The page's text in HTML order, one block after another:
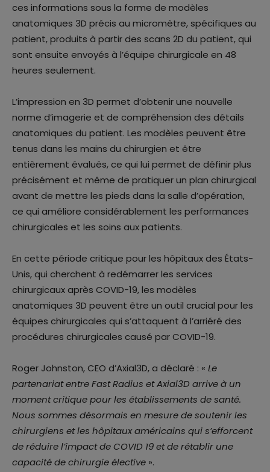
ces informations sous la forme de modèles
anatomiques 3D précis au micromètre, spécifiques au
patient, produits à partir des scans 2D du patient, qui
sont ensuite envoyés à l’équipe chirurgicale en 48
heures seulement.
L’impression en 3D permet d’obtenir une nouvelle
norme d’imagerie et de compréhension des détails
anatomiques du patient. Les modèles peuvent être
tenus dans les mains du chirurgien et être
entièrement évalués, ce qui lui permet de définir plus
précisément et même de pratiquer un plan chirurgical
avant de mettre les pieds dans la salle d’opération,
ce qui améliore considérablement les performances
chirurgicales et les soins aux patients.
En cette période critique pour les hôpitaux des États-
Unis, qui cherchent à redémarrer les services
chirurgicaux après COVID-19, les modèles
anatomiques 3D peuvent être un outil crucial pour les
équipes chirurgicales qui s’attaquent à l’arriéré des
procédures chirurgicales causé par COVID-19.
Roger Johnston, CEO d’Axial3D, a déclaré : « Le
partenariat entre Fast Radius et Axial3D arrive à un
moment critique pour les établissements de santé.
Nous sommes désormais en mesure de soutenir les
chirurgiens et les hôpitaux américains qui s’efforcent
de réduire l’impact de COVID 19 et de rétablir une
capacité de chirurgie élective ».